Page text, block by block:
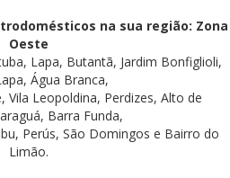
na sua região: Zona
Oeste
Lapa, Butantã, Jardim Bonfiglioli,
Água Branca,
Vila Leopoldina, Perdizes, Alto de
Barra Funda,
Perús, São Domingos e Bairro do
Limão.